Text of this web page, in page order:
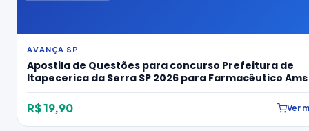
AVANÇA SP
Apostila de Questões para concurso Prefeitura de
Itapecerica da Serra SP 2026 para Farmacêutico Ams
R$ 19,90 Ver